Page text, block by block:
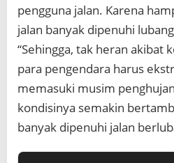
pengguna jalan. Karena
jalan banyak dipenuhi
“Sehingga, tak heran akibat
para pengendara harus
memasuki musim
kondisinya semakin
banyak dipenuhi jalan